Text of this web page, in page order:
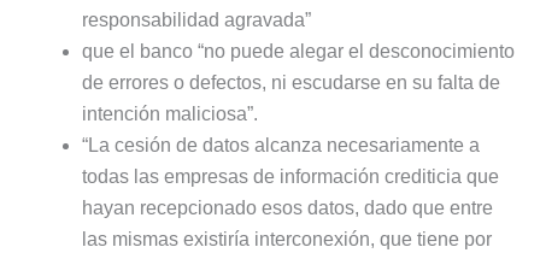
responsabilidad agravada”
que el banco “no puede alegar el desconocimiento
de errores o defectos, ni escudarse en su falta de
intención maliciosa”.
“La cesión de datos alcanza necesariamente a
todas las empresas de información crediticia que
hayan recepcionado esos datos, dado que entre
las mismas existiría interconexión, que tiene por